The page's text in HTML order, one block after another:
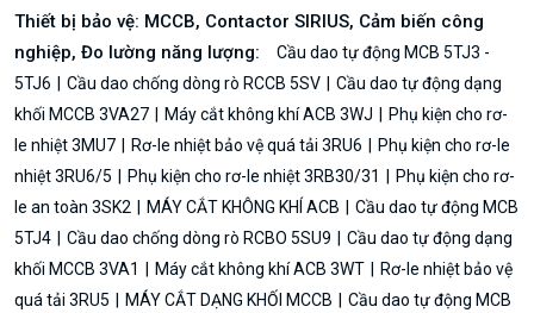
Thiết bị bảo vệ: MCCB, Contactor SIRIUS, Cảm biến công
nghiệp, Đo lường năng lượng:
Cầu dao tự động MCB 5TJ3 -
5TJ6
Cầu dao chống dòng rò RCCB 5SV
Cầu dao tự động dạng
khối MCCB 3VA27
Máy cắt không khí ACB 3WJ
Phụ kiện cho rơ-
le nhiệt 3MU7
Rơ-le nhiệt bảo vệ quá tải 3RU6
Phụ kiện cho rơ-le
nhiệt 3RU6/5
Phụ kiện cho rơ-le nhiệt 3RB30/31
Phụ kiện cho rơ-
le an toàn 3SK2
MÁY CẮT KHÔNG KHÍ ACB
Cầu dao tự động MCB
5TJ4
Cầu dao chống dòng rò RCBO 5SU9
Cầu dao tự động dạng
khối MCCB 3VA1
Máy cắt không khí ACB 3WT
Rơ-le nhiệt bảo vệ
quá tải 3RU5
MÁY CẮT DẠNG KHỐI MCCB
Cầu dao tự động MCB